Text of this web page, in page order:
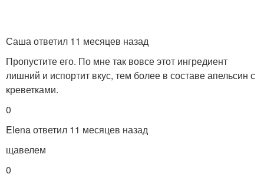
Саша ответил 11 месяцев назад
Пропустите его. По мне так вовсе этот ингредиент
лишний и испортит вкус, тем более в составе апельсин с
креветками.
0
Elena ответил 11 месяцев назад
щавелем
0